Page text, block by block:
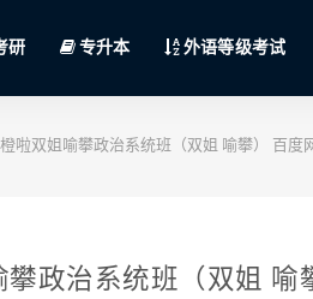
研 专升本 外语等级考试
啦双姐喻攀政治系统班（双姐 喻攀） 百度
政治系统班（双姐 喻